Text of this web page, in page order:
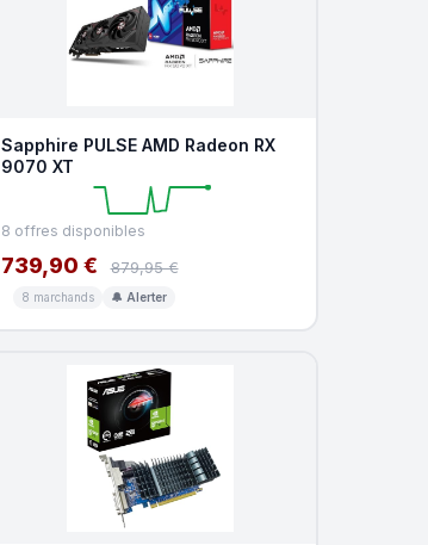
Sapphire PULSE AMD Radeon RX
9070 XT
8 offres disponibles
739,90 € 879,95 €
8 marchands 🔔 Alerter